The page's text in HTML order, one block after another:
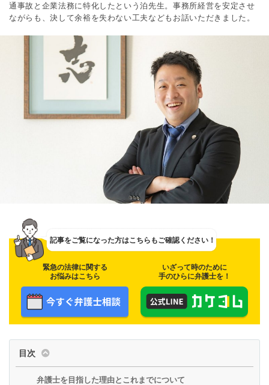
通事故と企業法務に特化したという泊先生。事務所経営を安定させ
ながらも、決して余裕を失わない工夫などもお話いただきました。
記事をご覧になった方はこちらもご確認ください！
緊急の法律に関する
お悩みはこちら
いざって時のために
手のひらに弁護士を！
目次
弁護士を目指した理由とこれまでについて